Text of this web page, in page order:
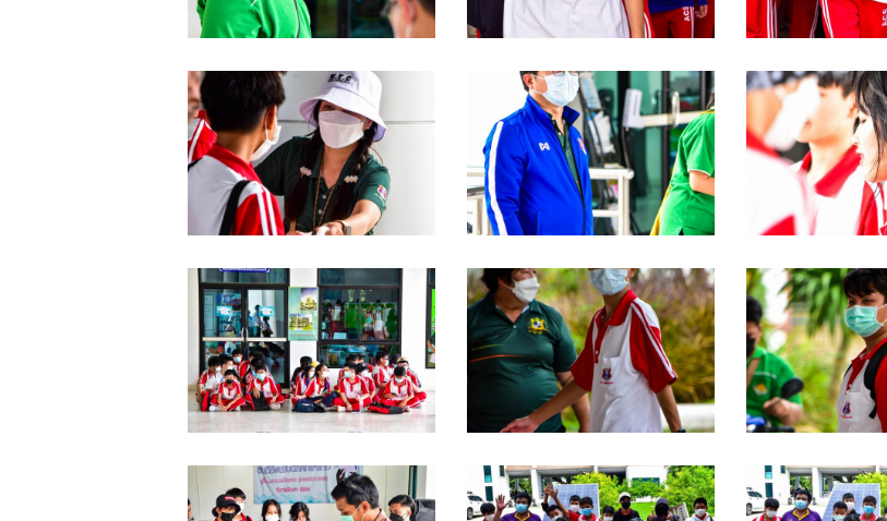
DSC_0040 DSC_0039
DSC_0037 DSC_0035 DSC_0034
DSC_0031 DSC_0030 DSC_0029